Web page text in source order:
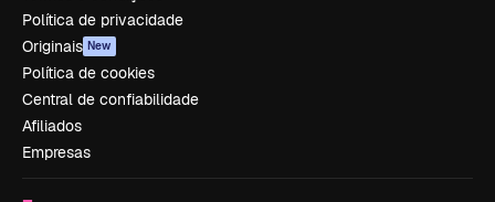
Política de privacidade
Originais New
Política de cookies
Central de confiabilidade
Afiliados
Empresas